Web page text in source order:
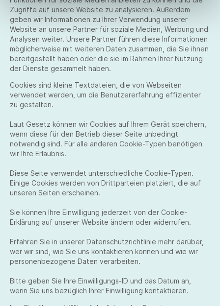
Zugriffe auf unsere Website zu analysieren. Außerdem
geben wir Informationen zu Ihrer Verwendung unserer
Website an unsere Partner für soziale Medien, Werbung und
Analysen weiter. Unsere Partner führen diese Informationen
möglicherweise mit weiteren Daten zusammen, die Sie ihnen
bereitgestellt haben oder die sie im Rahmen Ihrer Nutzung
der Dienste gesammelt haben.
Cookies sind kleine Textdateien, die von Webseiten
verwendet werden, um die Benutzererfahrung effizienter
zu gestalten.
Laut Gesetz können wir Cookies auf Ihrem Gerät speichern,
wenn diese für den Betrieb dieser Seite unbedingt
notwendig sind. Für alle anderen Cookie-Typen benötigen
wir Ihre Erlaubnis.
Diese Seite verwendet unterschiedliche Cookie-Typen.
Einige Cookies werden von Drittparteien platziert, die auf
unseren Seiten erscheinen.
Sie können Ihre Einwilligung jederzeit von der Cookie-
Erklärung auf unserer Website ändern oder widerrufen.
Erfahren Sie in unserer Datenschutzrichtlinie mehr darüber,
wer wir sind, wie Sie uns kontaktieren können und wie wir
personenbezogene Daten verarbeiten.
Bitte geben Sie Ihre Einwilligungs-ID und das Datum an,
wenn Sie uns bezüglich Ihrer Einwilligung kontaktieren.